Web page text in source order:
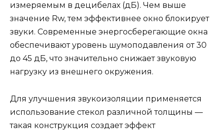
измеряемым в децибелах (дБ). Чем выше
значение Rw, тем эффективнее окно блокирует
звуки. Современные энергосберегающие окна
обеспечивают уровень шумоподавления от 30
до 45 дБ, что значительно снижает звуковую
нагрузку из внешнего окружения.
Для улучшения звукоизоляции применяется
использование стекол различной толщины —
такая конструкция создает эффект